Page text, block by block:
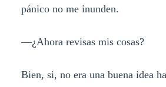
pánico no me inunden.
—¿Ahora revisas mis cosas?
Bien, si, no era una buena idea